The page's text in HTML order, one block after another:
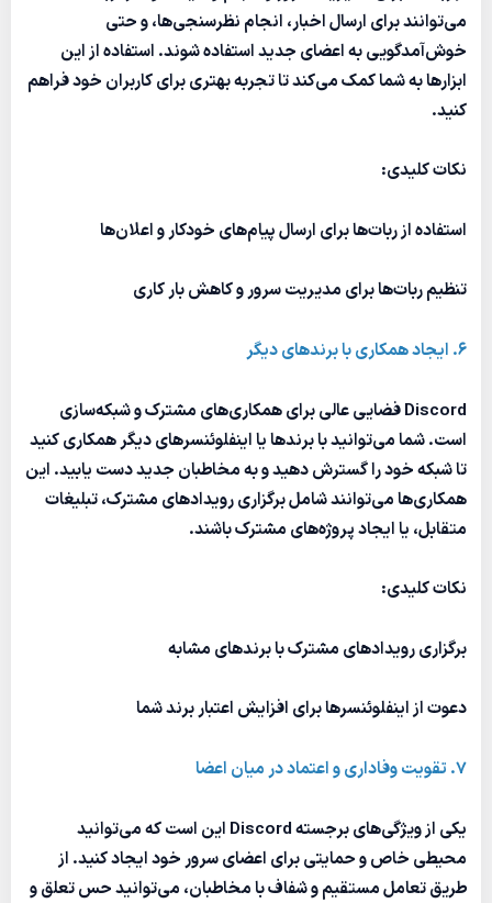
می‌توانند برای ارسال اخبار، انجام نظرسنجی‌ها، و حتی
خوش‌آمدگویی به اعضای جدید استفاده شوند. استفاده از این
ابزارها به شما کمک می‌کند تا تجربه بهتری برای کاربران خود فراهم
کنید.
نکات کلیدی:
استفاده از ربات‌ها برای ارسال پیام‌های خودکار و اعلان‌ها
تنظیم ربات‌ها برای مدیریت سرور و کاهش بار کاری
6. ایجاد همکاری با برندهای دیگر
Discord فضایی عالی برای همکاری‌های مشترک و شبکه‌سازی
است. شما می‌توانید با برندها یا اینفلوئنسرهای دیگر همکاری کنید
تا شبکه خود را گسترش دهید و به مخاطبان جدید دست یابید. این
همکاری‌ها می‌توانند شامل برگزاری رویدادهای مشترک، تبلیغات
متقابل، یا ایجاد پروژه‌های مشترک باشند.
نکات کلیدی:
برگزاری رویدادهای مشترک با برندهای مشابه
دعوت از اینفلوئنسرها برای افزایش اعتبار برند شما
7. تقویت وفاداری و اعتماد در میان اعضا
یکی از ویژگی‌های برجسته Discord این است که می‌توانید
محیطی خاص و حمایتی برای اعضای سرور خود ایجاد کنید. از
طریق تعامل مستقیم و شفاف با مخاطبان، می‌توانید حس تعلق و